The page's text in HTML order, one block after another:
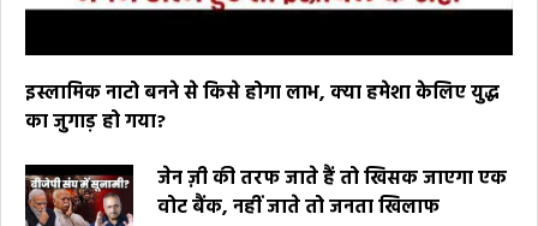
इस्लामिक नाटो बनने से किसे होगा लाभ, क्या हमेशा केलिए युद्ध
का जुगाड़ हो गया?
जेन ज़ी की तरफ जाते हैं तो खिसक जाएगा एक
वोट बैंक, नहीं जाते तो जनता खिलाफ